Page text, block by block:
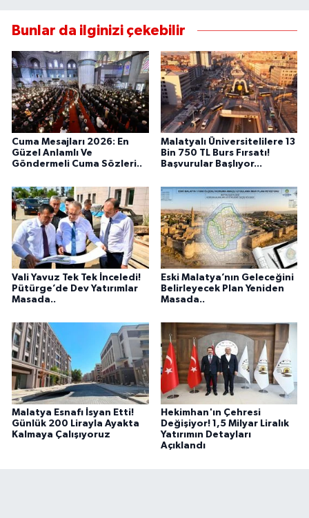
Bunlar da ilginizi çekebilir
Cuma Mesajları 2026: En
Güzel Anlamlı Ve
Göndermeli Cuma Sözleri..
Malatyalı Üniversitelilere 13
Bin 750 TL Burs Fırsatı!
Başvurular Başlıyor...
Vali Yavuz Tek Tek İnceledi!
Pütürge’de Dev Yatırımlar
Masada..
Eski Malatya’nın Geleceğini
Belirleyecek Plan Yeniden
Masada..
Malatya Esnafı İsyan Etti!
Günlük 200 Lirayla Ayakta
Kalmaya Çalışıyoruz
Hekimhan'ın Çehresi
Değişiyor! 1,5 Milyar Liralık
Yatırımın Detayları
Açıklandı